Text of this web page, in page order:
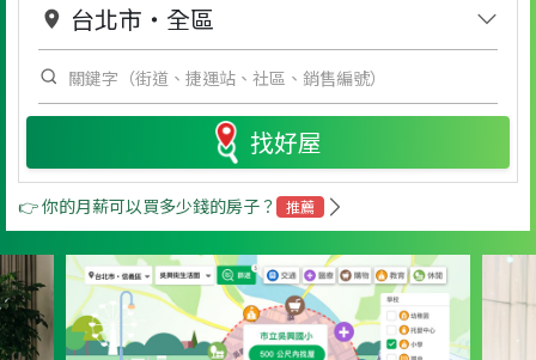
台北市 ・ 全區
找好屋
👉 你的月薪可以買多少錢的房子？ 推薦